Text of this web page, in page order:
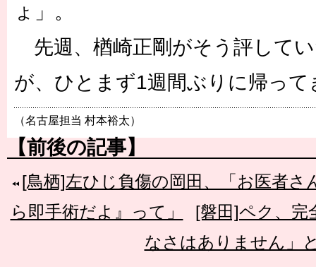
ょ」。
先週、楢崎正剛がそう評して
が、ひとまず1週間ぶりに帰って
（名古屋担当 村本裕太）
【前後の記事】
[鳥栖]左ひじ負傷の岡田、「お医者さ
ら即手術だよ』って」
[磐田]ペク、完
なさはありません」